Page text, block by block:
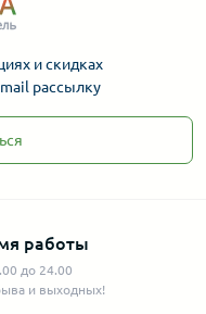
и скидках
рассылку
работы
до 24.00
и выходных!